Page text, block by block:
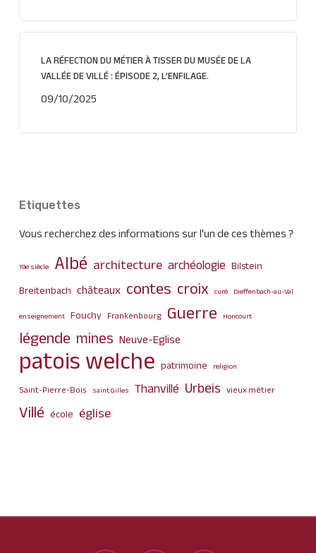
LA RÉFECTION DU MÉTIER À TISSER DU MUSÉE DE LA
VALLÉE DE VILLÉ : ÉPISODE 2, L’ENFILAGE.
09/10/2025
Etiquettes
Vous recherchez des informations sur l'un de ces thèmes ?
19e siècle Albé architecture archéologie Bilstein
Breitenbach châteaux contes croix curé Dieffenbach-au-Val
enseignement Fouchy Frankenbourg Guerre Honcourt
légende mines Neuve-Eglise
patois welche patrimoine religion
Saint-Pierre-Bois saint Gilles Thanvillé Urbeis vieux métier
Villé école église